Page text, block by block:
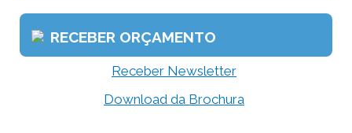
RECEBER ORÇAMENTO
Receber Newsletter
Download da Brochura